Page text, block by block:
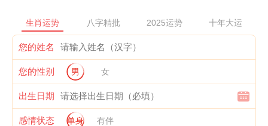
生肖运势 八字精批 2025运势 十年大运
您的姓名
您的性别 男 女
出生日期
感情状态 单身 有伴